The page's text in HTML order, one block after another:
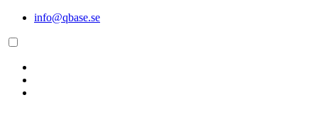
Siirry
info@qbase.se